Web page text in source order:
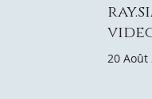
20 Août